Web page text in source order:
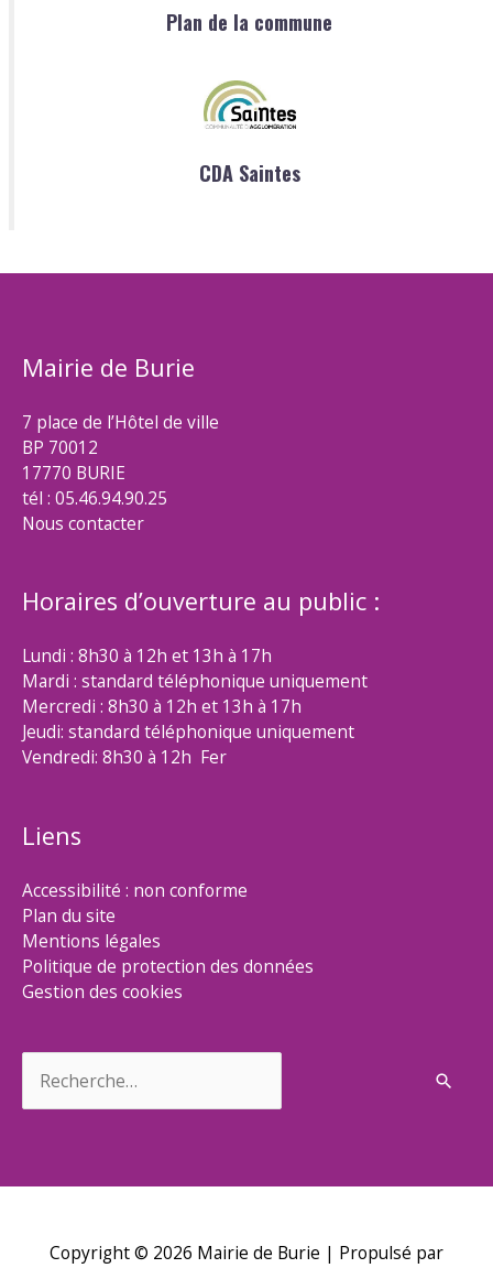
Plan de la commune
CDA Saintes
Mairie de Burie
7 place de l’Hôtel de ville
BP 70012
17770 BURIE
tél : 05.46.94.90.25
Nous contacter
Horaires d’ouverture au public :
Lundi : 8h30 à 12h et 13h à 17h
Mardi : standard téléphonique uniquement
Mercredi : 8h30 à 12h et 13h à 17h
Jeudi: standard téléphonique uniquement
Vendredi: 8h30 à 12h Fer
Liens
Accessibilité : non conforme
Plan du site
Mentions légales
Politique de protection des données
Gestion des cookies
Copyright © 2026 Mairie de Burie | Propulsé par